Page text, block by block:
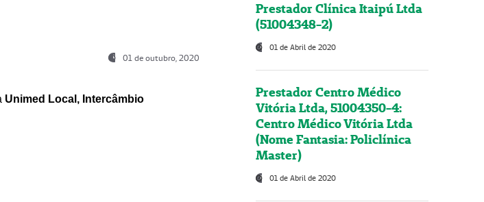
01 de outubro, 2020
Unimed Local, Intercâmbio
Prestador Clínica Itaipú Ltda
(51004348-2)
01 de Abril de 2020
Prestador Centro Médico
Vitória Ltda, 51004350-4:
Centro Médico Vitória Ltda
(Nome Fantasia: Policlínica
Master)
01 de Abril de 2020